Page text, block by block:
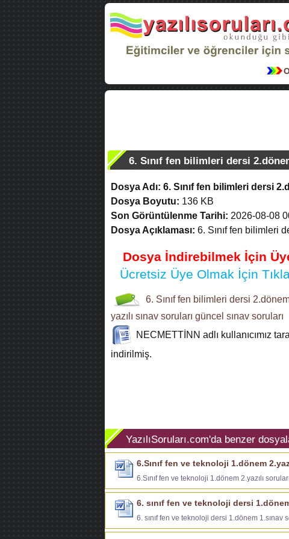
6. Sınıf fen bilimleri dersi
Dosya Adı: 6. Sınıf fen bilimleri dersi
Dosya Boyutu: 136 KB
Son Görüntülenme Tarihi: 2026-08-08
Dosya Açıklaması: 6. Sınıf fen bilimleri
Dosya İndirebilmek İçin
Ücretsiz Üye Olmak İçin
6. Sınıf fen bilimleri dersi
yazılı sınav soruları güncel sınav soruları
NECMETTİNN adlı kullanıcımız
indirilmiş.
YazılıSoruları.com'da benzer
6.Sınıf fen ve teknoloji 1.dönem
6.Sınıf fen ve teknoloji 1.dönem 2.yazılı
6. sınıf fen ve teknoloji dersi
6. sınıf fen ve teknoloji dersi 1.dönem 1.sınav